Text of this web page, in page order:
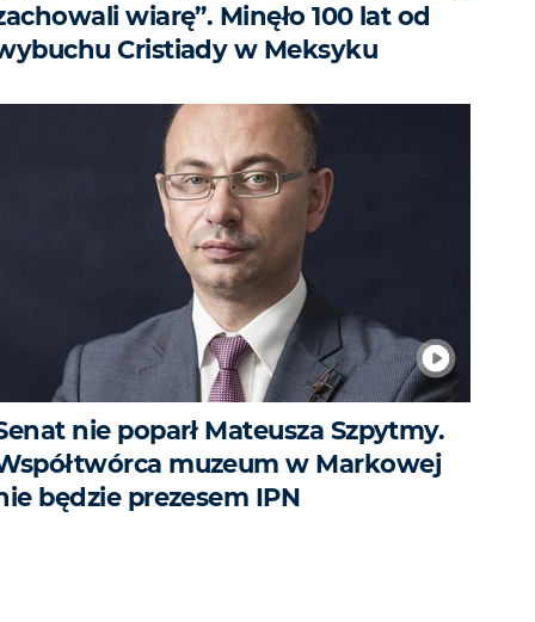
wiarę”. Minęło 100 lat od
Cristiady w Meksyku
nie poparł Mateusza Szpytmy.
muzeum w Markowej
będzie prezesem IPN